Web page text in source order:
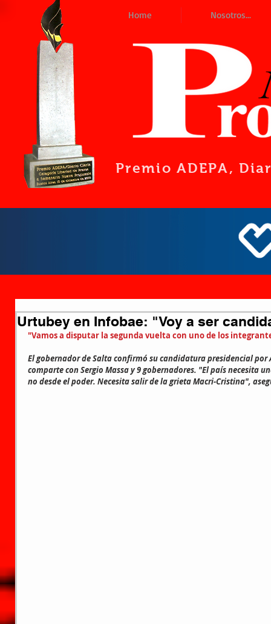
Home Nosotros...
Premio ADEPA,
Urtubey en Infobae: "Voy a ser
"Vamos a disputar la segunda vuelta con uno de los
El gobernador de Salta confirmó su candidatura presidencial
comparte con Sergio Massa y 9 gobernadores. "El país necesita
no desde el poder. Necesita salir de la grieta Macri-Cristina",